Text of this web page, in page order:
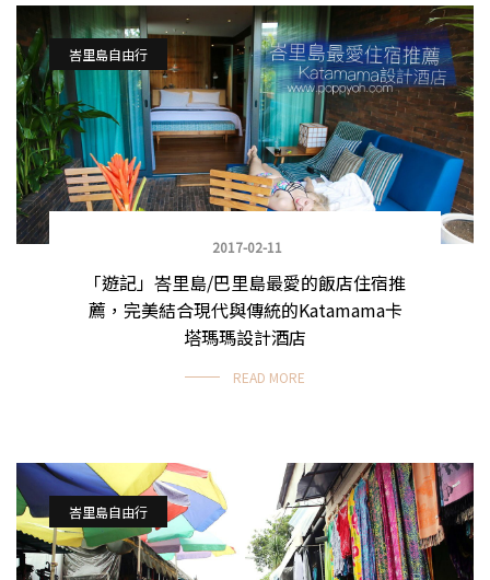
峇里島自由行
2017-02-11
「遊記」峇里島/巴里島最愛的飯店住宿推
薦，完美結合現代與傳統的Katamama卡
塔瑪瑪設計酒店
READ MORE
峇里島自由行